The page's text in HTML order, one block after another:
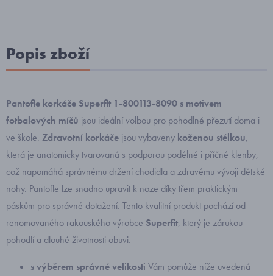
Popis zboží
Pantofle korkáče Superfit 1-800113-8090 s motivem
fotbalových míčů jsou ideální volbou pro pohodlné přezutí doma i
ve škole. Zdravotní korkáče jsou vybaveny koženou stélkou,
která je anatomicky tvarovaná s podporou podélné i příčné klenby,
což napomáhá správnému držení chodidla a zdravému vývoji dětské
nohy. Pantofle lze snadno upravit k noze díky třem praktickým
páskům pro správné dotažení. Tento kvalitní produkt pochází od
renomovaného rakouského výrobce Superfit, který je zárukou
pohodlí a dlouhé životnosti obuvi.
s výběrem správné velikosti Vám pomůže níže uvedená